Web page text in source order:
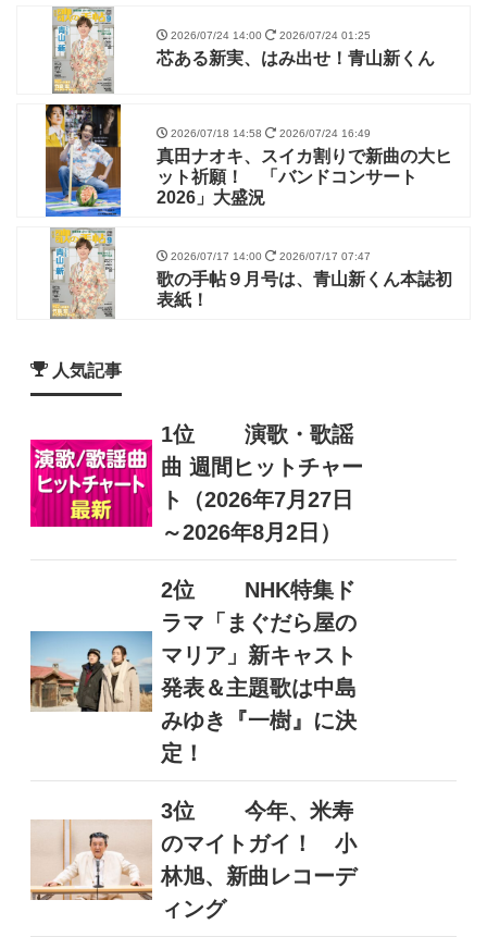
2026/07/24 14:00 2026/07/24 01:25
芯ある新実、はみ出せ！青山新くん
2026/07/18 14:58 2026/07/24 16:49
真田ナオキ、スイカ割りで新曲の大ヒ
ット祈願！ 「バンドコンサート
2026」大盛況
2026/07/17 14:00 2026/07/17 07:47
歌の手帖９月号は、青山新くん本誌初
表紙！
人気記事
1位
演歌・歌謡
曲 週間ヒットチャー
ト（2026年7月27日
～2026年8月2日）
2位
NHK特集ド
ラマ「まぐだら屋の
マリア」新キャスト
発表＆主題歌は中島
みゆき『一樹』に決
定！
3位
今年、米寿
のマイトガイ！ 小
林旭、新曲レコーデ
ィング